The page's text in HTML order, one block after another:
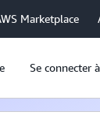
Marketplace
Se connecter